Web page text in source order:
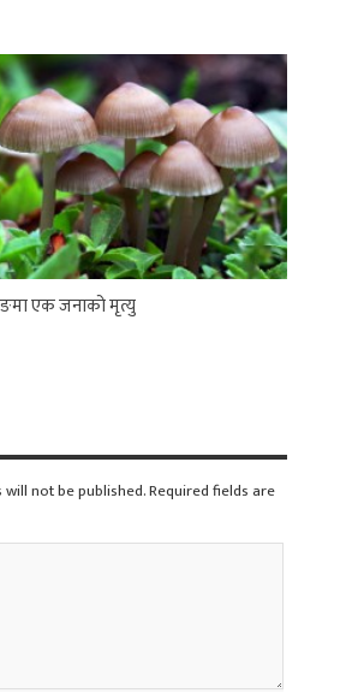
एक जनाको मृत्यु
not be published. Required fields are